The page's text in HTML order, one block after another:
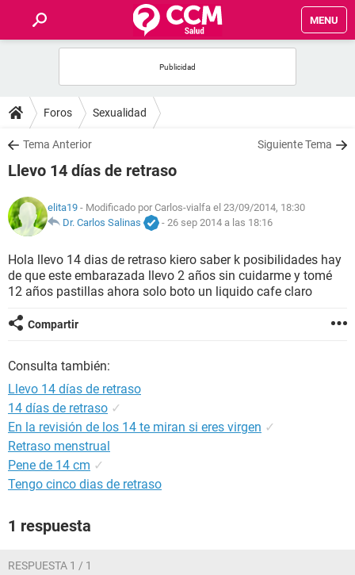
MENU
FOROS
SALUD
NUTRICIÓN
BIENESTAR
Foros Sexualidad
Tema Anterior Siguiente Tema
Llevo 14 días de retraso
elita19 - Modificado por Carlos-vialfa el 23/09/2014, 18:30
Dr. Carlos Salinas
- 26 sep 2014 a las 18:16
Hola llevo 14 dias de retraso kiero saber k posibilidades hay
de que este embarazada llevo 2 años sin cuidarme y tomé
12 años pastillas ahora solo boto un liquido cafe claro
Compartir
Consulta también:
Llevo 14 días de retraso
14 días de retraso ✓
En la revisión de los 14 te miran si eres virgen ✓
Retraso menstrual
Pene de 14 cm ✓
Tengo cinco dias de retraso
1 respuesta
RESPUESTA 1 / 1